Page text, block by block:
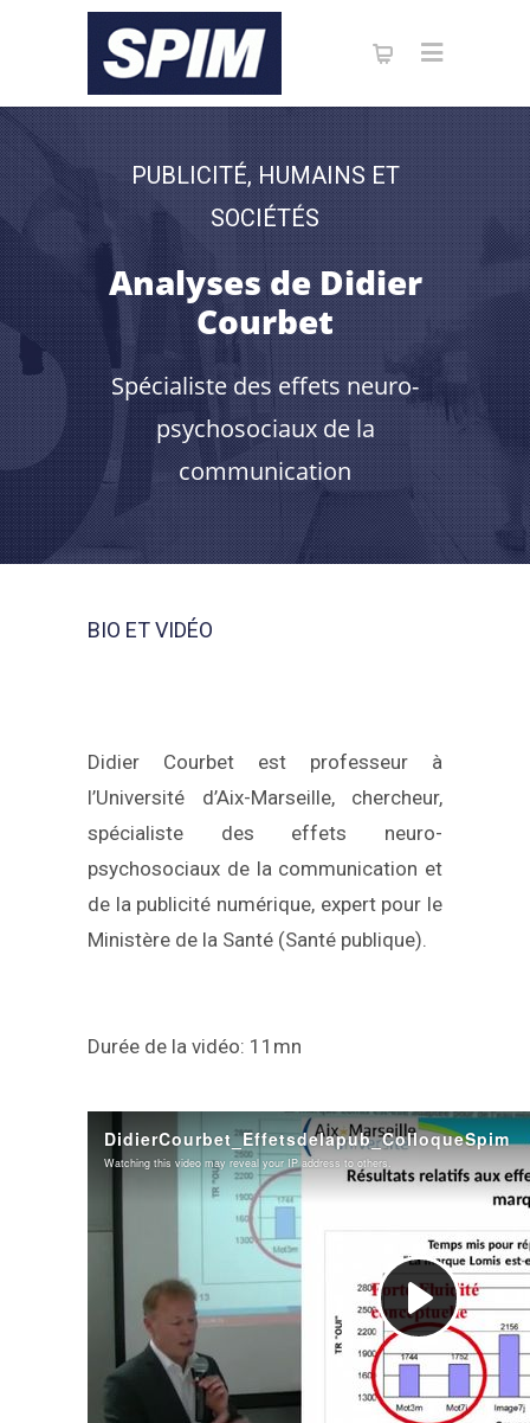
PUBLICITÉ, HUMAINS ET
SOCIÉTÉS
Analyses de Didier
Courbet
Spécialiste des effets neuro-
psychosociaux de la
communication
BIO ET VIDÉO
Didier Courbet est professeur à
l’Université d’Aix-Marseille, chercheur,
spécialiste des effets neuro-
psychosociaux de la communication et
de la publicité numérique, expert pour le
Ministère de la Santé (Santé publique).
Durée de la vidéo: 11mn